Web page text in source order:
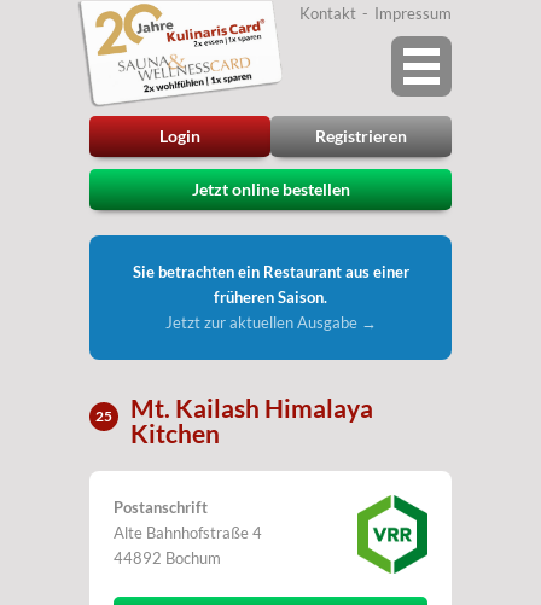
Login Registrieren
Kontakt Impressum
Jetzt online bestellen
Sie betrachten ein Restaurant aus einer
früheren Saison.
Jetzt zur aktuellen Ausgabe →
25
Mt. Kailash Himalaya
Kitchen
Postanschrift
Alte Bahnhofstraße 4
44892 Bochum